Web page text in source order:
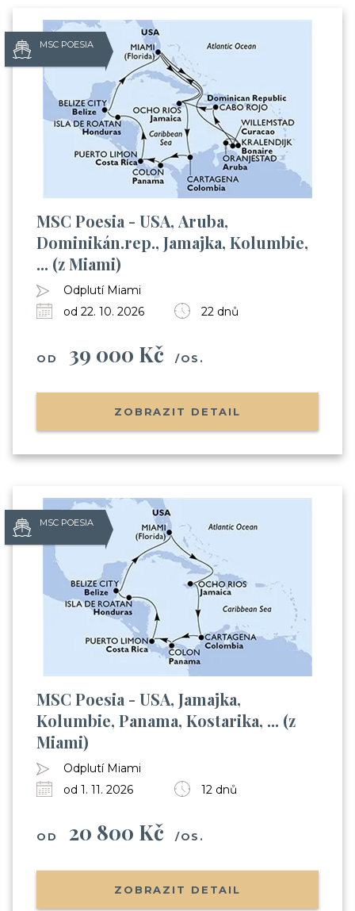
MSC POESIA
MSC Poesia - USA, Aruba,
Dominikán.rep., Jamajka, Kolumbie,
... (z Miami)
Odplutí Miami
od 22. 10. 2026
22 dnů
OD 39 000 Kč /OS.
ZOBRAZIT DETAIL
MSC POESIA
MSC Poesia - USA, Jamajka,
Kolumbie, Panama, Kostarika, ... (z
Miami)
Odplutí Miami
od 1. 11. 2026
12 dnů
OD 20 800 Kč /OS.
ZOBRAZIT DETAIL